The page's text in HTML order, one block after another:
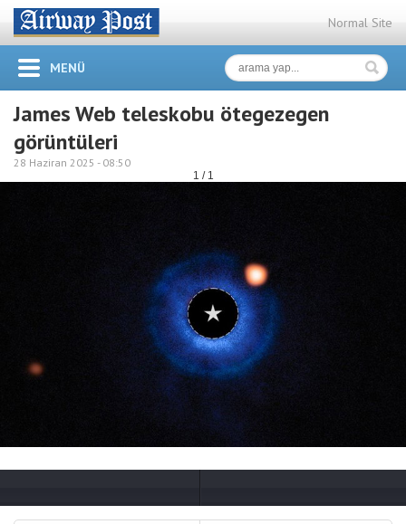
Normal Site
MENÜ
James Web teleskobu ötegezegen
görüntüleri
28 Haziran 2025 - 08:50
1 / 1